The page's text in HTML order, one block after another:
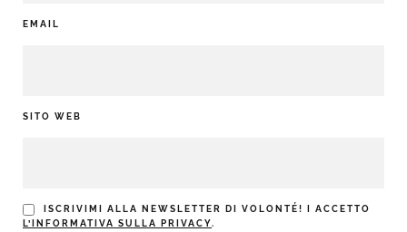
EMAIL
SITO WEB
ISCRIVIMI ALLA NEWSLETTER DI VOLONTÉ! I ACCETTO
L’INFORMATIVA SULLA PRIVACY.